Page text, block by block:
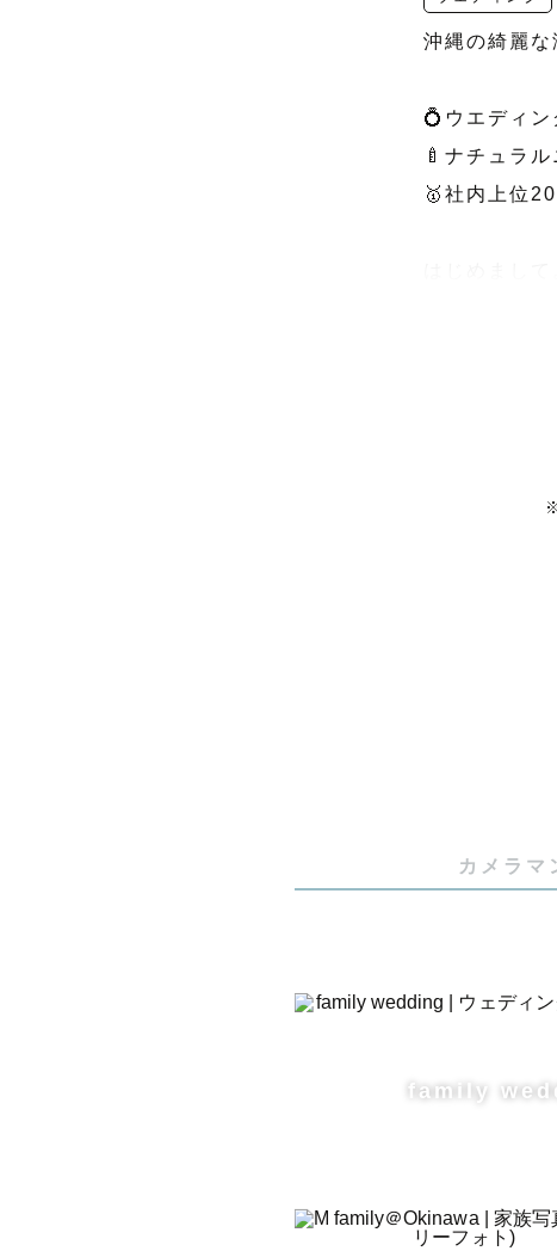
沖縄の綺麗な
💍ウエディ
🍼ナチュラ
🥇社内上位
沖縄
今この瞬間
いつもみた
小学生・中
ニューボー
沖縄旅行の
カメラマ
family